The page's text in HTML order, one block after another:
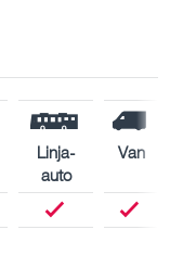
Linja-
auto
Van